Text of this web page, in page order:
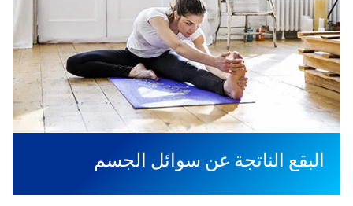
البقع الناتجة عن سوائل الجسم